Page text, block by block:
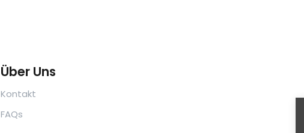
Über Uns
Kontakt
FAQs